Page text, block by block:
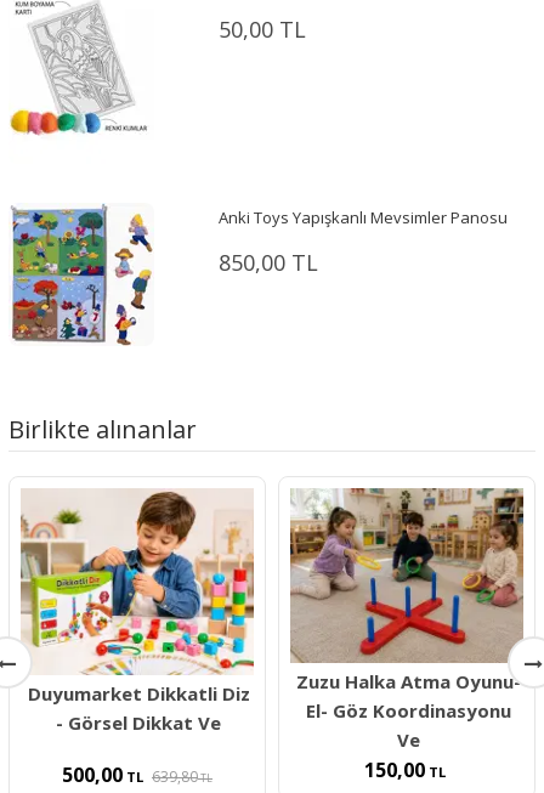
50,00 TL
Anki Toys Yapışkanlı Mevsimler Panosu
850,00 TL
Birlikte alınanlar
Duyumarket Dikkatli Diz
- Görsel Dikkat Ve
500,00 TL 639,80TL
Zuzu Halka Atma Oyunu-
El- Göz Koordinasyonu
Ve
150,00 TL